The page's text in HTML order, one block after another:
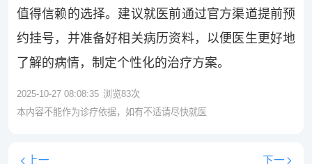
值得信赖的选择。建议就医前通过官方渠道提前预
约挂号，并准备好相关病历资料，以便医生更好地
了解的病情，制定个性化的治疗方案。
2025-10-27 08:08:35 浏览83次
本内容不能作为诊疗依据，如有不适请尽快就医
上一
下一